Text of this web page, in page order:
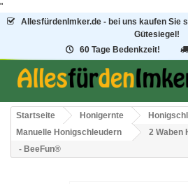
"
AllesfürdenImker.de - bei uns kaufen Sie
Gütesiegel!
60 Tage Bedenkzeit!
Startseite Honigernte
Manuelle Honigschleudern
2 Waben
- BeeFun®